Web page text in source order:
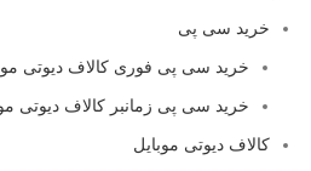
خرید سی پی
خرید سی پی فوری کالاف دیوتی
خرید سی پی زمانبر کالاف دیوتی
کالاف دیوتی موبایل